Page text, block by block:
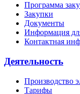
Программа
Закупки
Документы
Информация
Контактная
Деятельность
Производство
Тарифы